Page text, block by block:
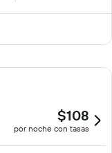
$108
por noche con tasas